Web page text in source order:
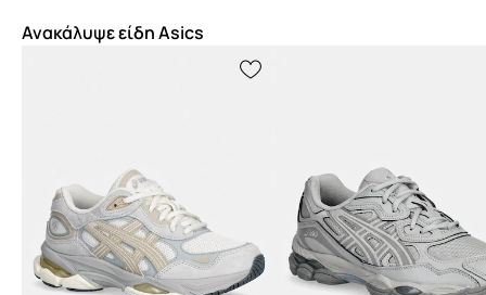
Ανακάλυψε είδη Asics